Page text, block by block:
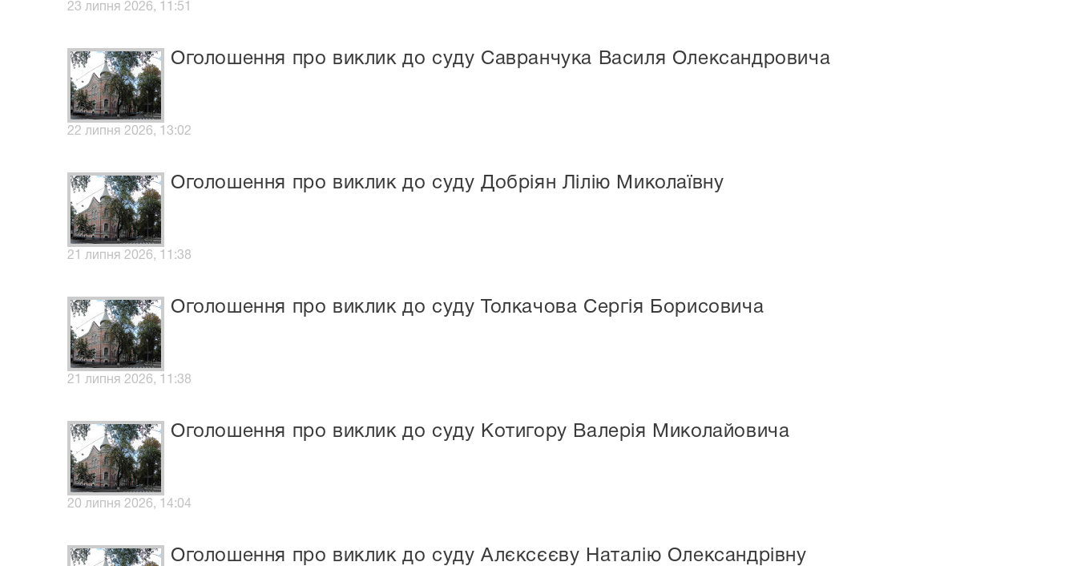
23 липня 2026, 11:51
Оголошення про виклик до суду Савранчука Василя Олександровича
22 липня 2026, 13:02
Оголошення про виклик до суду Добріян Лілію Миколаївну
21 липня 2026, 11:38
Оголошення про виклик до суду Толкачова Сергія Борисовича
21 липня 2026, 11:38
Оголошення про виклик до суду Котигору Валерія Миколайовича
20 липня 2026, 14:04
Оголошення про виклик до суду Алєксєєву Наталію Олександрівну